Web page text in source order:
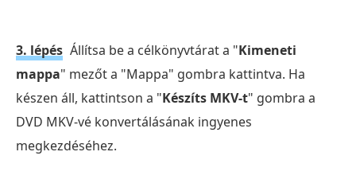
3. lépés Állítsa be a célkönyvtárat a "Kimeneti
mappa" mezőt a "Mappa" gombra kattintva. Ha
készen áll, kattintson a "Készíts MKV-t" gombra a
DVD MKV-vé konvertálásának ingyenes
megkezdéséhez.